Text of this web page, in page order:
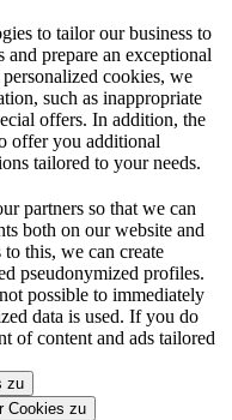
to tailor our business to
and prepare an exceptional
cookies, we
such as inappropriate
offers. In addition, the
offer you additional
tailored to your needs.
partners so that we can
both on our website and
this, we can create
pseudonymized profiles.
possible to immediately
data is used. If you do
of content and ads tailored
zu
Cookies zu